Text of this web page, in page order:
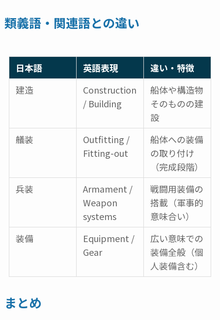
類義語・関連語との違い
日本語 英語表現
違い・特徴
建造
Construction
/ Building
船体や構造物
そのものの建
設
艤装
Outfitting /
Fitting-out
船体への装備
の取り付け
（完成段階）
兵装
Armament /
Weapon
systems
戦闘用装備の
搭載（軍事的
意味合い）
装備
Equipment /
Gear
広い意味での
装備全般（個
人装備含む）
まとめ